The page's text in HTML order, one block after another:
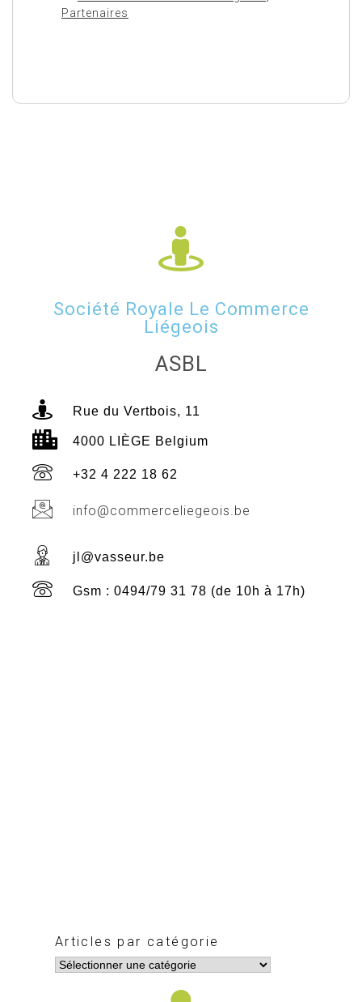
Partenaires
Société Royale Le Commerce
Liégeois
ASBL
Rue du Vertbois, 11
4000 LIÈGE Belgium
+32 4 222 18 62
info@commerceliegeois.be
jl@vasseur.be
Gsm : 0494/79 31 78 (de 10h à 17h)
Articles par catégorie